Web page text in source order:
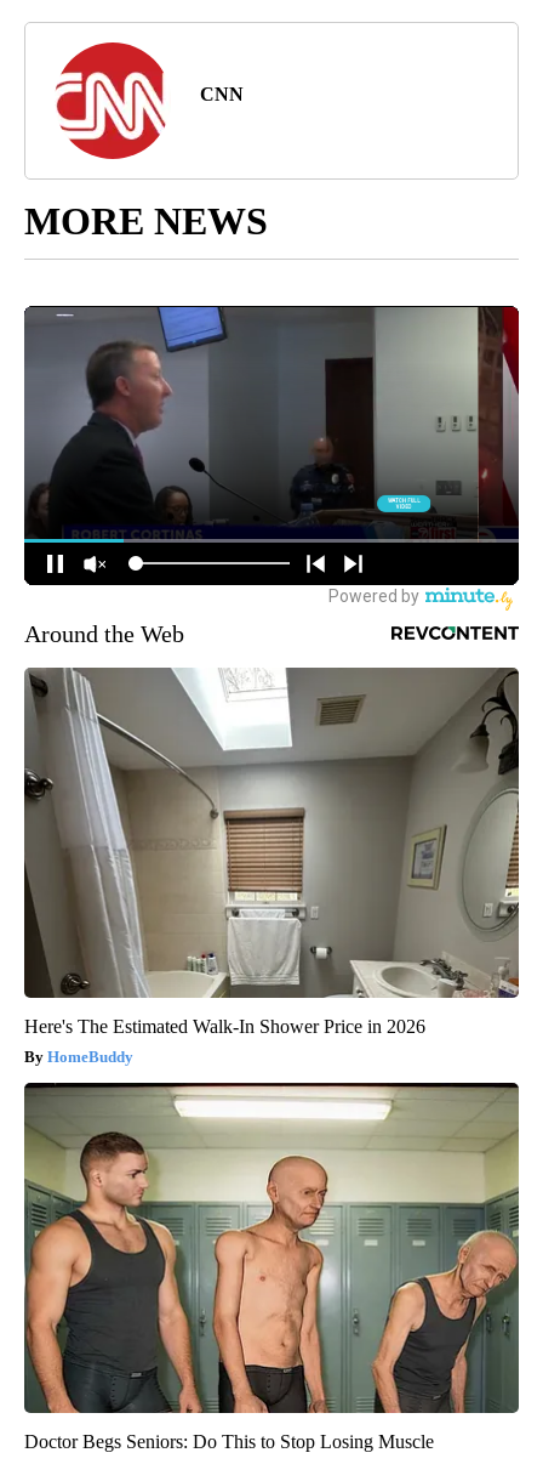
CNN
MORE NEWS
Around the Web
Here's The Estimated Walk-In Shower Price in 2026
HomeBuddy
Doctor Begs Seniors: Do This to Stop Losing Muscle